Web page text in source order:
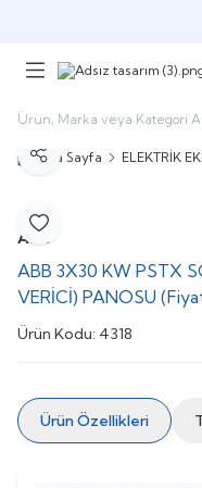
Ana Sayfa ELEKTRİK
Favoriye Ekle
Paylaş
ABB
ABB 3X30 KW PSTX
VERİCİ) PANOSU
Ürün Kodu: 4318
Ürün Özellikleri